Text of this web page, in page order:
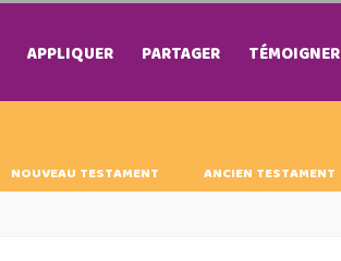
APPLIQUER PARTAGER TÉMOIGNER
NOUVEAU TESTAMENT ANCIEN TESTAMENT